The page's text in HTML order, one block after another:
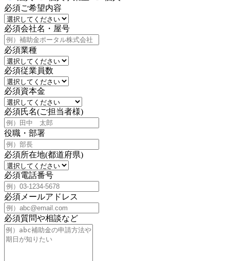
必須ご希望内容
必須会社名・屋号
必須業種
必須従業員数
必須資本金
必須氏名(ご担当者様)
役職・部署
必須所在地(都道府県)
必須電話番号
必須 メールアドレス
必須質問や相談など